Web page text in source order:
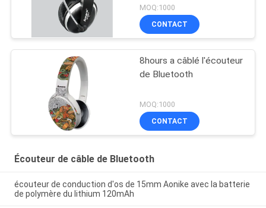
MOQ:1000
CONTACT
8hours a câblé l'écouteur
de Bluetooth
MOQ:1000
CONTACT
Écouteur de câble de Bluetooth
écouteur de conduction d'os de 15mm Aonike avec la batterie
de polymère du lithium 120mAh